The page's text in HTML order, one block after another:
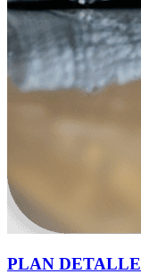
PLAN DETALLE